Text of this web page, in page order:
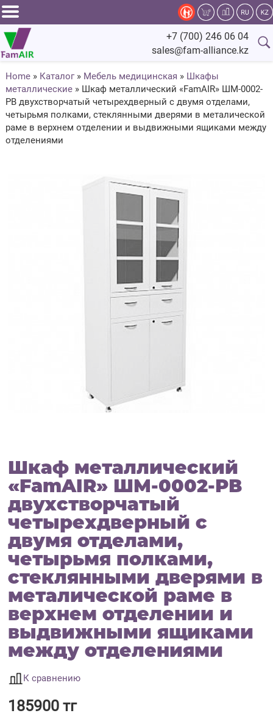
Задать
вопрос
специалисту
Главная
Каталог
Производство
+7 (700) 246 06 04
sales@fam-alliance.kz
Home » Каталог » Мебель медицинская » Шкафы
металлические »Шкаф металлический «FamAIR» ШМ-0002-
РВ двухстворчатый четырехдверный с двумя отделами,
четырьмя полками, стеклянными дверями в металической
раме в верхнем отделении и выдвижными ящиками между
отделениями
Шкаф металлический
«FamAIR» ШМ-0002-РВ
двухстворчатый
четырехдверный с
двумя отделами,
четырьмя полками,
стеклянными дверями в
металической раме в
верхнем отделении и
выдвижными ящиками
между отделениями
К сравнению
185900 тг